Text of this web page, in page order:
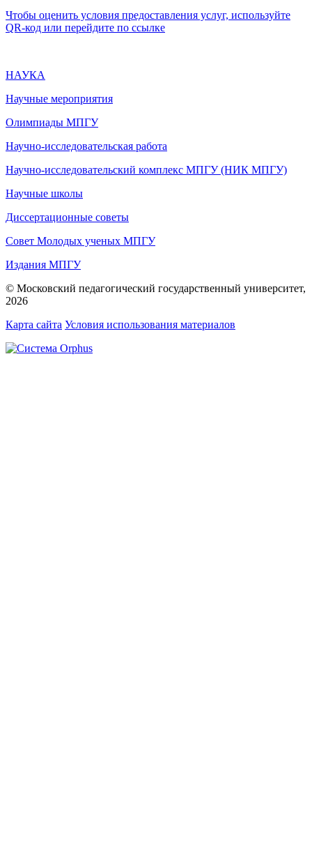
Чтобы оценить условия предоставления услуг, используйте
QR-код или перейдите по ссылке
НАУКА
Научные мероприятия
Олимпиады МПГУ
Научно-исследовательская работа
Научно-исследовательский комплекс МПГУ (НИК МПГУ)
Научные школы
Диссертационные советы
Совет Молодых ученых МПГУ
Издания МПГУ
© Московский педагогический государственный университет,
2026
Карта сайта Условия использования материалов